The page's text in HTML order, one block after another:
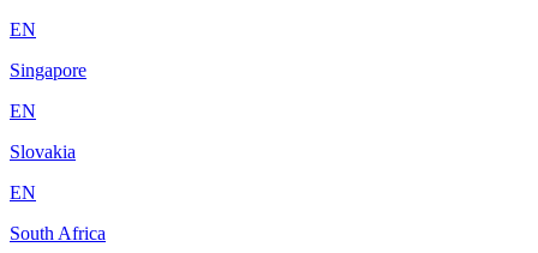
EN
Singapore
EN
Slovakia
EN
South Africa